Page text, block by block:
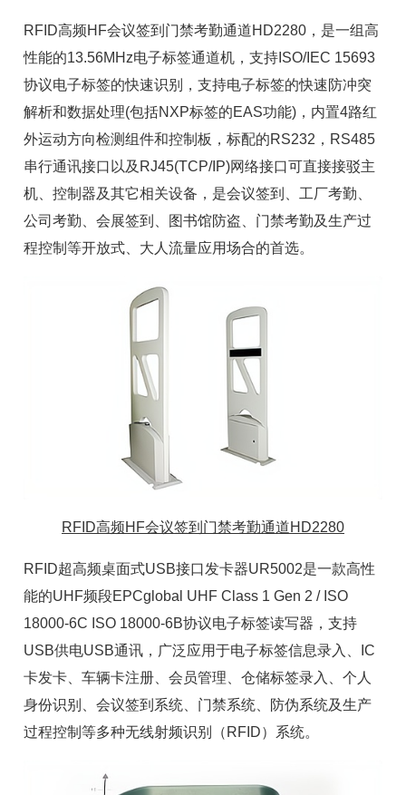
RFID高频HF会议签到门禁考勤通道HD2280，是一组高
性能的13.56MHz电子标签通道机，支持ISO/IEC 15693
协议电子标签的快速识别，支持电子标签的快速防冲突
解析和数据处理(包括NXP标签的EAS功能)，内置4路红
外运动方向检测组件和控制板，标配的RS232，RS485
串行通讯接口以及RJ45(TCP/IP)网络接口可直接接驳主
机、控制器及其它相关设备，是会议签到、工厂考勤、
公司考勤、会展签到、图书馆防盗、门禁考勤及生产过
程控制等开放式、大人流量应用场合的首选。
RFID高频HF会议签到门禁考勤通道HD2280
RFID超高频桌面式USB接口发卡器UR5002是一款高性
能的UHF频段EPCglobal UHF Class 1 Gen 2 / ISO
18000-6C ISO 18000-6B协议电子标签读写器，支持
USB供电USB通讯，广泛应用于电子标签信息录入、IC
卡发卡、车辆卡注册、会员管理、仓储标签录入、个人
身份识别、会议签到系统、门禁系统、防伪系统及生产
过程控制等多种无线射频识别（RFID）系统。